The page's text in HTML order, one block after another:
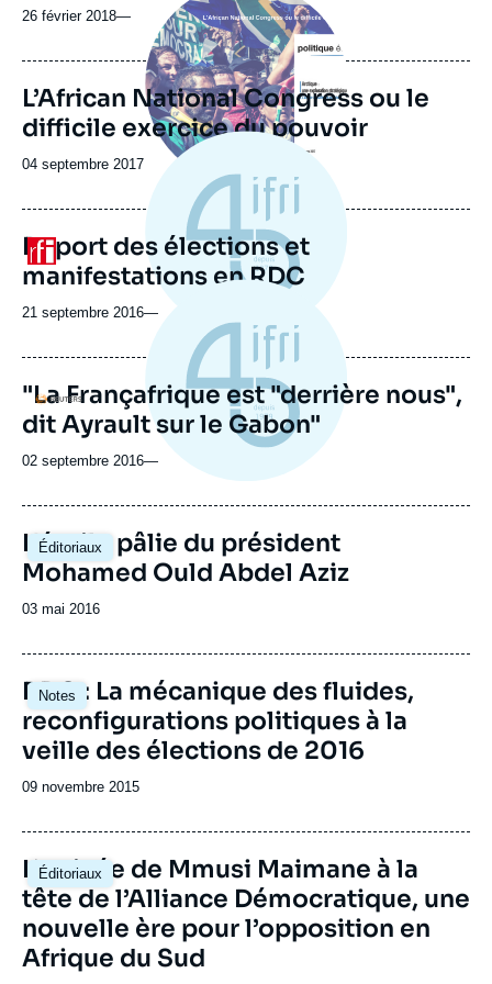
26 février 2018—
principale
L’African National Congress ou le
difficile exercice du pouvoir
Date
publication
04 septembre 2017
Logo
Report des élections et
manifestations en RDC
21 septembre 2016—
Logo
"La Françafrique est "derrière nous",
dit Ayrault sur le Gabon"
02 septembre 2016—
Éditoriaux
L'étoile pâlie du président
Mohamed Ould Abdel Aziz
Date
publication
03 mai 2016
Notes
Image
principale
RDC : La mécanique des fluides,
reconfigurations politiques à la
veille des élections de 2016
Date
publication
09 novembre 2015
Éditoriaux
L’arrivée de Mmusi Maimane à la
tête de l’Alliance Démocratique, une
nouvelle ère pour l’opposition en
Afrique du Sud